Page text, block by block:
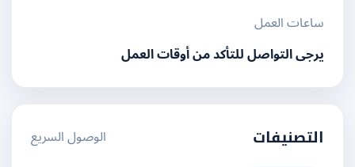
ساعات العمل
يرجى التواصل للتأكد من أوقات العمل
التصنيفات الوصول السريع